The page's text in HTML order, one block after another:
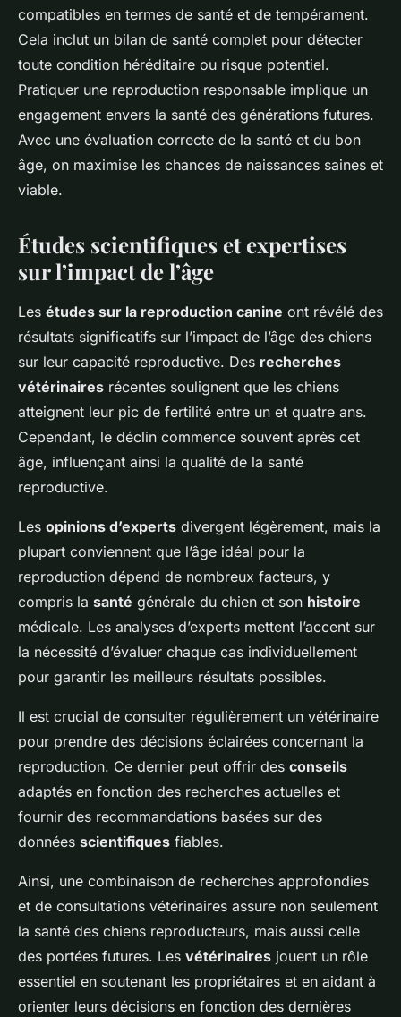
compatibles en termes de santé et de tempérament.
Cela inclut un bilan de santé complet pour détecter
toute condition héréditaire ou risque potentiel.
Pratiquer une reproduction responsable implique un
engagement envers la santé des générations futures.
Avec une évaluation correcte de la santé et du bon
âge, on maximise les chances de naissances saines et
viable.
Études scientifiques et expertises
sur l’impact de l’âge
Les études sur la reproduction canine ont révélé des
résultats significatifs sur l’impact de l’âge des chiens
sur leur capacité reproductive. Des recherches
vétérinaires récentes soulignent que les chiens
atteignent leur pic de fertilité entre un et quatre ans.
Cependant, le déclin commence souvent après cet
âge, influençant ainsi la qualité de la santé
reproductive.
Les opinions d’experts divergent légèrement, mais la
plupart conviennent que l’âge idéal pour la
reproduction dépend de nombreux facteurs, y
compris la santé générale du chien et son histoire
médicale. Les analyses d’experts mettent l’accent sur
la nécessité d’évaluer chaque cas individuellement
pour garantir les meilleurs résultats possibles.
Il est crucial de consulter régulièrement un vétérinaire
pour prendre des décisions éclairées concernant la
reproduction. Ce dernier peut offrir des conseils
adaptés en fonction des recherches actuelles et
fournir des recommandations basées sur des
données scientifiques fiables.
Ainsi, une combinaison de recherches approfondies
et de consultations vétérinaires assure non seulement
la santé des chiens reproducteurs, mais aussi celle
des portées futures. Les vétérinaires jouent un rôle
essentiel en soutenant les propriétaires et en aidant à
orienter leurs décisions en fonction des dernières